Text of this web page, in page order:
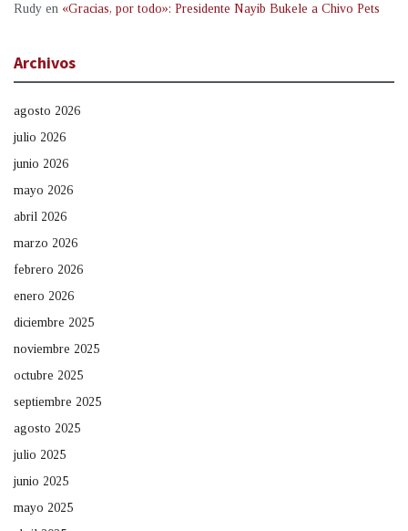
Rudy en «Gracias, por todo»: Presidente Nayib Bukele a Chivo Pets
Archivos
agosto 2026
julio 2026
junio 2026
mayo 2026
abril 2026
marzo 2026
febrero 2026
enero 2026
diciembre 2025
noviembre 2025
octubre 2025
septiembre 2025
agosto 2025
julio 2025
junio 2025
mayo 2025